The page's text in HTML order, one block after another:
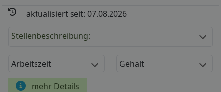
aktualisiert seit: 07.08.2026
Stellenbeschreibung:
Arbeitszeit Gehalt
mehr Details